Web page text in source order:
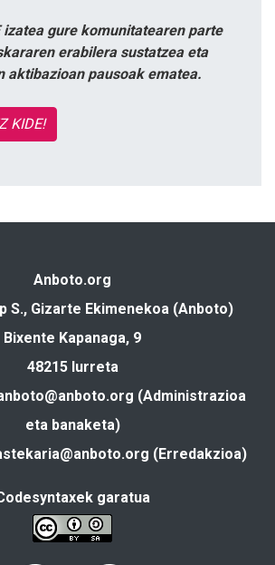
izatea gure komunitatearen parte
erabilera sustatzea eta
aktibazioan pausoak ematea.
KIDE!
Anboto.org
S., Gizarte Ekimenekoa (Anboto)
Bixente Kapanaga, 9
48215 Iurreta
(Administrazioa
eta banaketa)
(Erredakzioa)
garatua